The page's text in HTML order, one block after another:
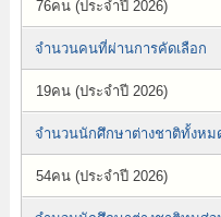
76คน (ประจำปี 2026)
จำนวนคนที่ผ่านการคัดเลือก
19คน (ประจำปี 2026)
จำนวนนักศึกษาต่างชาติทั้งหม
54คน (ประจำปี 2026)